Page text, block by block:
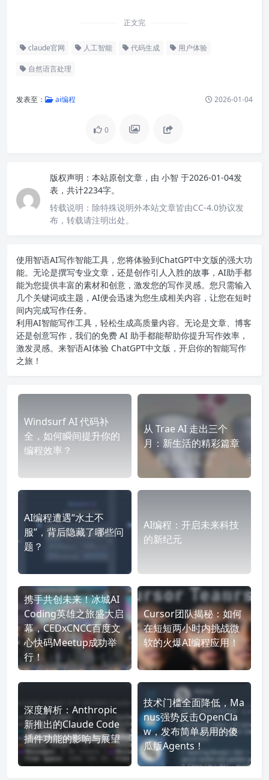
正文完
claude官网 人工智能 代码生成 用户体验
自然语言处理
发表至： ai编程 2026-01-04
0
版权声明： 本站原创文章，由 小智 于2026-01-04发
表，共计2234字。
转载说明： 除特殊说明外本站文章皆由CC-4.0协议发
布，转载请注明出处。
使用智语AI写作智能工具，您将体验到ChatGPT中文版的强大功
能。无论是撰写专业文章，还是创作引人入胜的故事，AI助手都
能为您提供丰富的素材和创意，激发您的写作灵感。您只需输入
几个关键词或主题，AI便会迅速为您生成相关内容，让您在短时
间内完成写作任务。
利用AI智能写作工具，轻松生成高质量内容。无论是文章、博客
还是创意写作，我们的免费 AI 助手都能帮助你提升写作效率，
激发灵感。来智语AI体验 ChatGPT中文版 ，开启你的智能写作
之旅！
Windsurf AI 代码补
全，如何瞬间提升你的
编程效率？
从 Trae AI 走出三个
月：新生活的精彩篇章
AI编程遭遇“水土不
服”，背后隐藏了哪些问
题？
AI编程：开启未来科技
的新纪元
携手共创未来！冰城AI
Coding英雄之旅盛大启
幕，CEDxCNCC百度文
心快码Meetup成功举
行！
Cursor团队揭秘：如何
在短短两小时内挑战微
软的火爆AI编程应用！
深度解析：Anthropic
新推出的Claude Code
插件功能的影响与展望
技术门槛全面降低，Ma
nus强势反击OpenCla
w，发布简单易用的傻
瓜版Agents！